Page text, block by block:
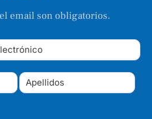
email son obligatorios.